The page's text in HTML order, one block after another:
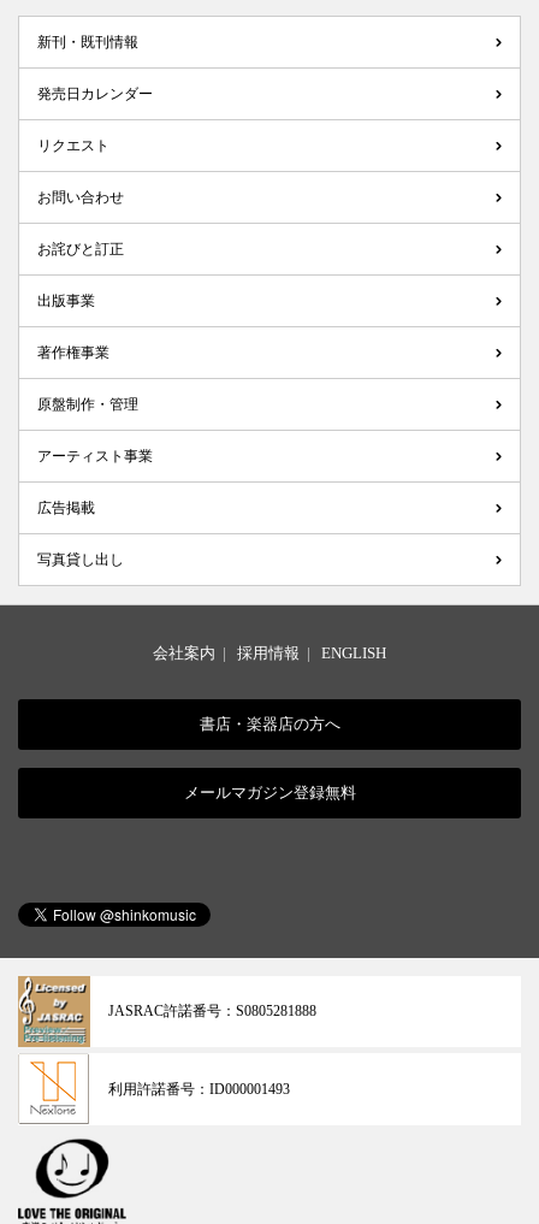
新刊・既刊情報
発売日カレンダー
リクエスト
お問い合わせ
お詫びと訂正
出版事業
著作権事業
原盤制作・管理
アーティスト事業
広告掲載
写真貸し出し
会社案内 | 採用情報 | ENGLISH
書店・楽器店の方へ
メールマガジン登録無料
JASRAC許諾番号： S0805281888
利用許諾番号： ID000001493